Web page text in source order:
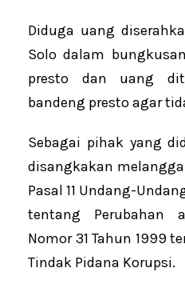
Diduga uang
Solo dalam
presto dan uang
bandeng presto agar
Sebagai pihak yang
disangkakan
Pasal 11 Undang-
tentang Perubahan
Nomor 31 Tahun 1999
Tindak Pidana Korupsi.